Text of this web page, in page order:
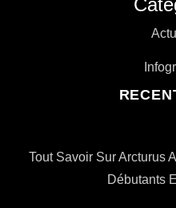
Tout Savoir Sur Arcturus
Débutants